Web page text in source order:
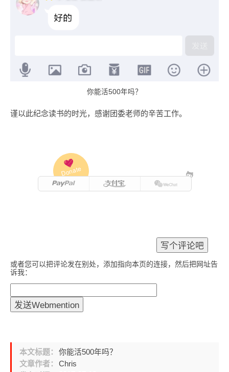
你能活500年吗？
谨以此纪念读书的时光，感谢团委老师的辛苦工作。
Donate
或者您可以把评论发在别处，添加指向本页的连接，然后把网址告
诉我：
本文标题：
你能活500年吗？
文章作者：
Chris